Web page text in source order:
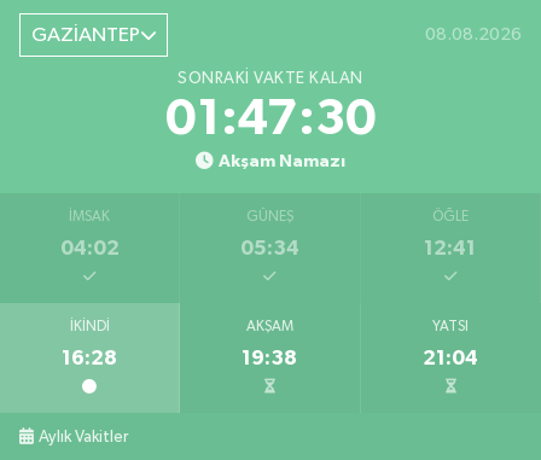
GAZİANTEP 08.08.2026
SONRAKI VAKTE KALAN
01:47:30
Akşam Namazı
İMSAK
04:02
GÜNEŞ
05:34
ÖĞLE
12:41
İKINDI
16:28
AKŞAM
19:38
YATSI
21:04
Aylık Vakitler